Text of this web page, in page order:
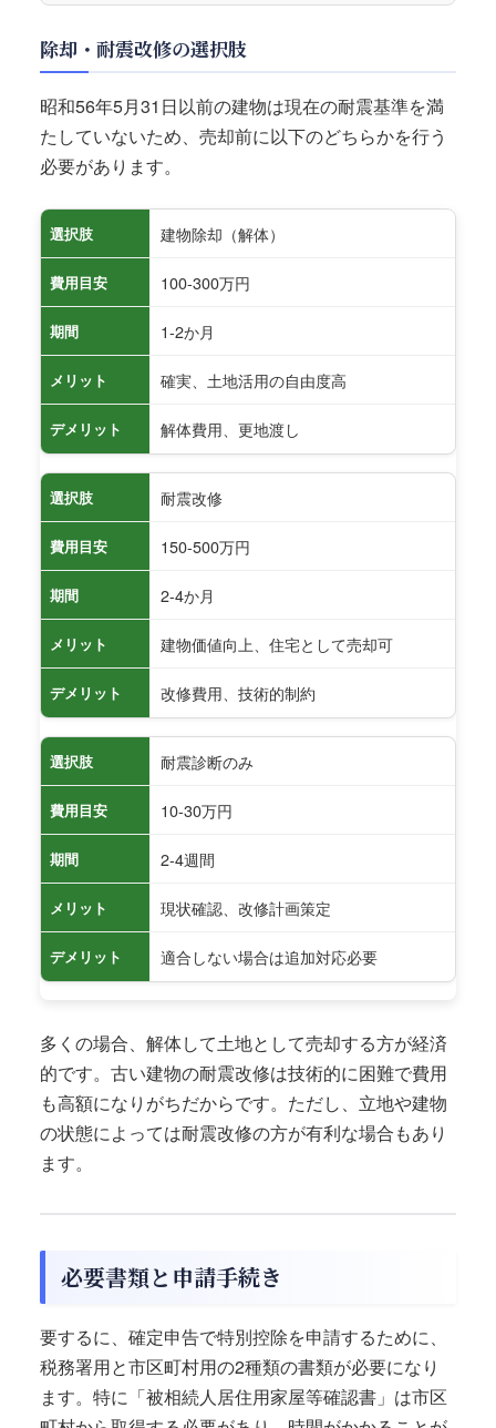
除却・耐震改修の選択肢
昭和56年5月31日以前の建物は現在の耐震基準を満
たしていないため、売却前に以下のどちらかを行う
必要があります。
選択肢 建物除却（解体）
費用目安 100-300万円
期間 1-2か月
メリット 確実、土地活用の自由度高
デメリット 解体費用、更地渡し
選択肢 耐震改修
費用目安 150-500万円
期間 2-4か月
メリット 建物価値向上、住宅として売却可
デメリット 改修費用、技術的制約
選択肢 耐震診断のみ
費用目安 10-30万円
期間 2-4週間
メリット 現状確認、改修計画策定
デメリット 適合しない場合は追加対応必要
多くの場合、解体して土地として売却する方が経済
的です。古い建物の耐震改修は技術的に困難で費用
も高額になりがちだからです。ただし、立地や建物
の状態によっては耐震改修の方が有利な場合もあり
ます。
必要書類と申請手続き
要するに、確定申告で特別控除を申請するために、
税務署用と市区町村用の2種類の書類が必要になり
ます。特に「被相続人居住用家屋等確認書」は市区